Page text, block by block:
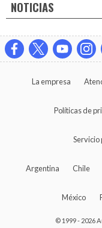
NOTICIAS
La empresa
Políticas de
Servicio
Argentina Chile
México
© 1999 - 2026